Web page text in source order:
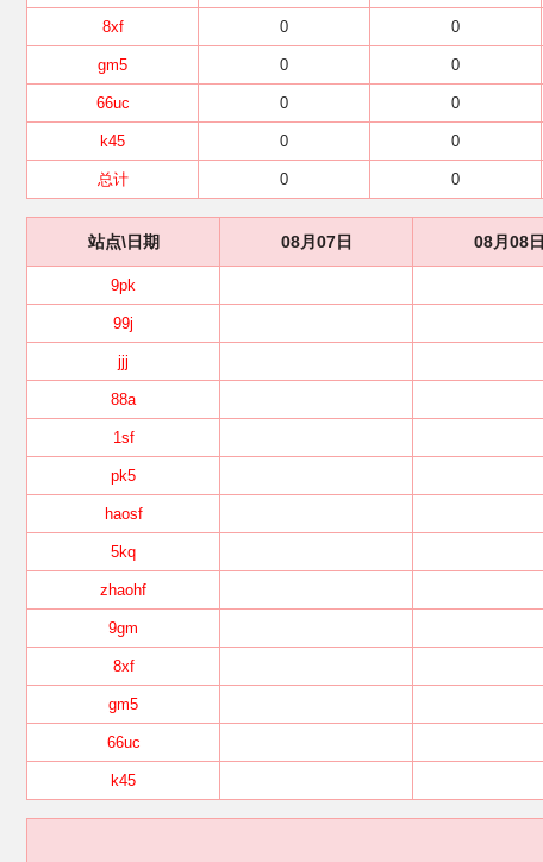
8xf 0 0
gm5 0 0
66uc 0 0
k45 0 0
总计 0 0
站点\日期 08月07日 08月08日
9pk
99j
jjj
88a
1sf
pk5
haosf
5kq
zhaohf
9gm
8xf
gm5
66uc
k45